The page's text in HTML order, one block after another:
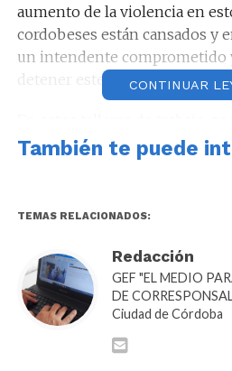
aumento de la violencia en
cordobeses están cansados y
un intendente comprometido
detener este flagelo”, enfatizó
traspaso a la órbita municipal
y su presupuesto. “Es una
efectivos con datos concretos”,
“Nadie conoce mejor que un
y quiero tener las
puedan vivir tranquilos.
seguridad nos permitirá dar
eficiente”, expresó.
CONTINUAR
También te puede
TEMAS RELACIONADOS:
Redacción
GEF "EL MEDIO
DE
Ciudad de Córdoba